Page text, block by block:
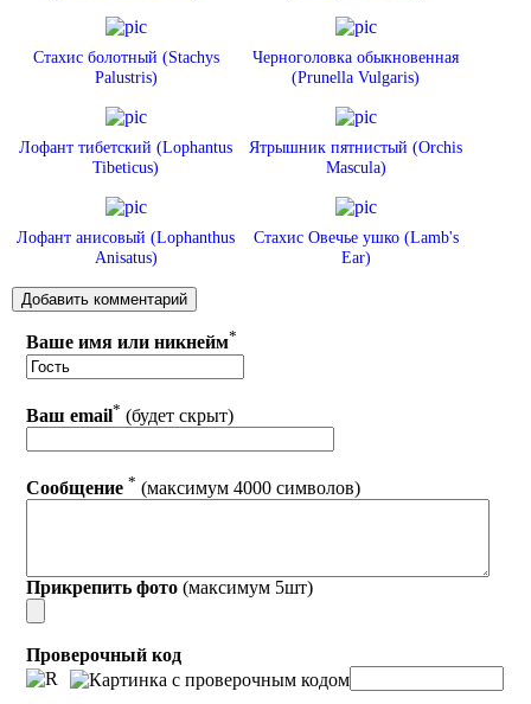
Стахис болотный (Stachys
Palustris)
Черноголовка обыкновенная
(Prunella Vulgaris)
Лофант тибетский (Lophantus
Tibeticus)
Ятрышник пятнистый (Orchis
Mascula)
Лофант анисовый (Lophanthus
Anisatus)
Стахис Овечье ушко (Lamb's
Ear)
Ваше имя или никнейм*
Ваш email* (будет скрыт)
Сообщение * (максимум 4000 символов)
Прикрепить фото (максимум 5шт)
Проверочный код